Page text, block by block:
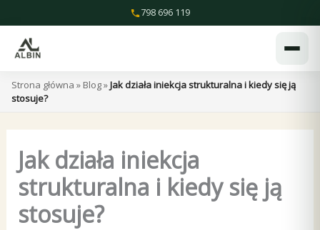
do
treści
798 696 119
Strona główna » Blog»Jak działa iniekcja strukturalna i kiedy się ją
stosuje?
Jak działa iniekcja
strukturalna i kiedy się ją
stosuje?